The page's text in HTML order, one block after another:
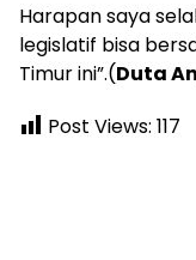
Harapan saya
legislatif bisa
Timur ini”.(Duta
Post Views: 117